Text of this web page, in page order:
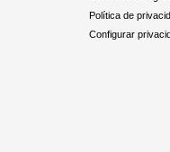
Política de
Configurar